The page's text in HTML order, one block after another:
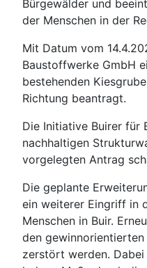
Bürgewälder und
der Menschen in der
Mit Datum vom
Baustoffwerke GmbH
bestehenden
Richtung beantragt.
Die Initiative Buirer für
nachhaltigen
vorgelegten Antrag
Die geplante
ein weiterer Eingriff in
Menschen in Buir.
den
zerstört werden.